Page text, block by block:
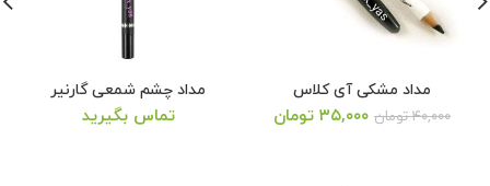
مداد مشکی آی کلاس
۴۰,۰۰۰ تومان ۳۵,۰۰۰ تومان
مداد چشم شمعی گارنیر
تماس بگیرید
قیمت